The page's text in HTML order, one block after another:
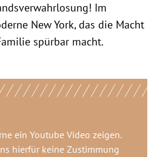
Im
New York, das die Macht
spürbar macht.
ein Youtube Video zeigen.
hierfür keine Zustimmung